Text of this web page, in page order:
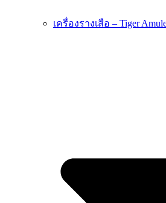
เครื่องรางเสือ – Tiger